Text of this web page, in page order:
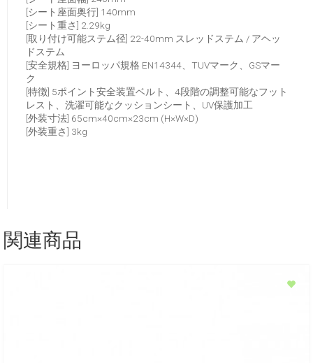
[シート座面奥行] 140mm
[シート重さ] 2.29kg
[取り付け可能ステム径] 22-40mm スレッドステム / アヘッ
ドステム
[安全規格] ヨーロッパ規格 EN14344、TUVマーク、GSマー
ク
[特徴] 5ポイント安全装置ベルト、4段階の調整可能なフット
レスト、洗濯可能なクッションシート、UV保護加工
[外装寸法] 65cm×40cm×23cm (H×W×D)
[外装重さ] 3kg
関連商品